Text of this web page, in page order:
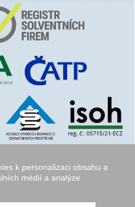
k personalizaci obsahu a
médií a analýze